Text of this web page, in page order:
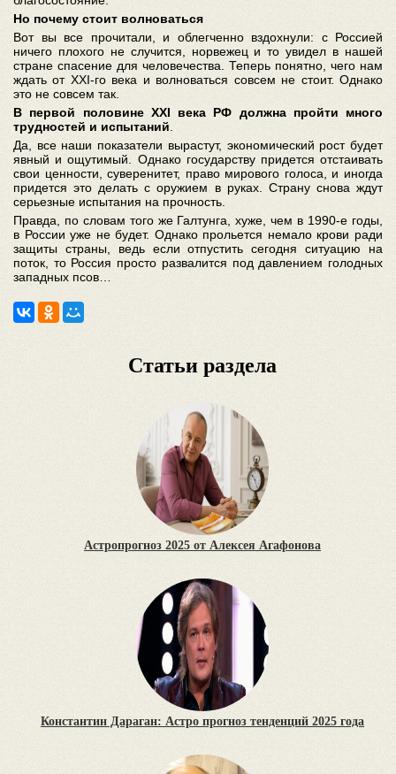
Но почему стоит волноваться
Вот вы все прочитали, и облегченно вздохнули: с Россией
ничего плохого не случится, норвежец и то увидел в нашей
стране спасение для человечества. Теперь понятно, чего нам
ждать от XXI-го века и волноваться совсем не стоит. Однако
это не совсем так.
В первой половине XXI века РФ должна пройти много
трудностей и испытаний
Да, все наши показатели вырастут, экономический рост будет
явный и ощутимый. Однако государству придется отстаивать
свои ценности, суверенитет, право мирового голоса, и иногда
придется это делать с оружием в руках. Страну снова ждут
серьезные испытания на прочность.
Правда, по словам того же Галтунга, хуже, чем в 1990-е годы,
в России уже не будет. Однако прольется немало крови ради
защиты страны, ведь если отпустить сегодня ситуацию на
поток, то Россия просто развалится под давлением голодных
западных псов…
Статьи раздела
Астропрогноз 2025 от Алексея Агафонова
Константин Дараган: Астро прогноз тенденций 2025 года